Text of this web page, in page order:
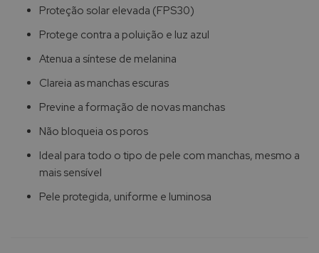
Proteção solar elevada (FPS30)
Protege contra a poluição e luz azul
Atenua a síntese de melanina
Clareia as manchas escuras
Previne a formação de novas manchas
Não bloqueia os poros
Ideal para todo o tipo de pele com manchas, mesmo a
mais sensível
Pele protegida, uniforme e luminosa